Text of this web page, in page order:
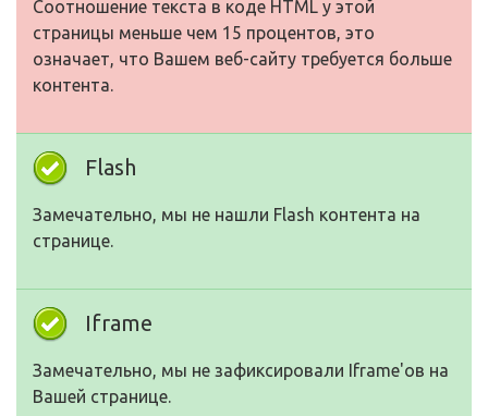
Соотношение текста в коде HTML у этой
страницы меньше чем 15 процентов, это
означает, что Вашем веб-сайту требуется больше
контента.
Flash
Замечательно, мы не нашли Flash контента на
странице.
Iframe
Замечательно, мы не зафиксировали Iframe'ов на
Вашей странице.